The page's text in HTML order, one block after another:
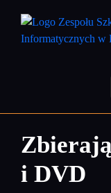
treści
i DVD